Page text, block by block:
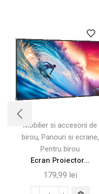
Mobilier si accesorii de
birou, Panouri si ecrane,
Pentru birou
Ecran Proiector...
179,99 lei